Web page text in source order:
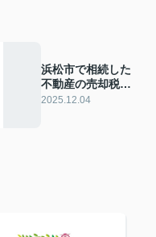
浜松市で相続した
不動産の売却税金
は？申告や控除の
2025.12.04